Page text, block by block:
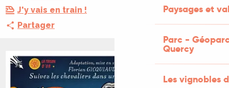
Paysages et
Parc -
Quercy
Les vignobles
J'y vais en train !
Partager